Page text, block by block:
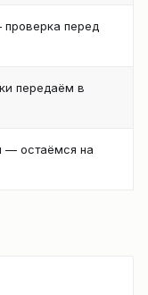
перед
передаём в
— остаёмся на